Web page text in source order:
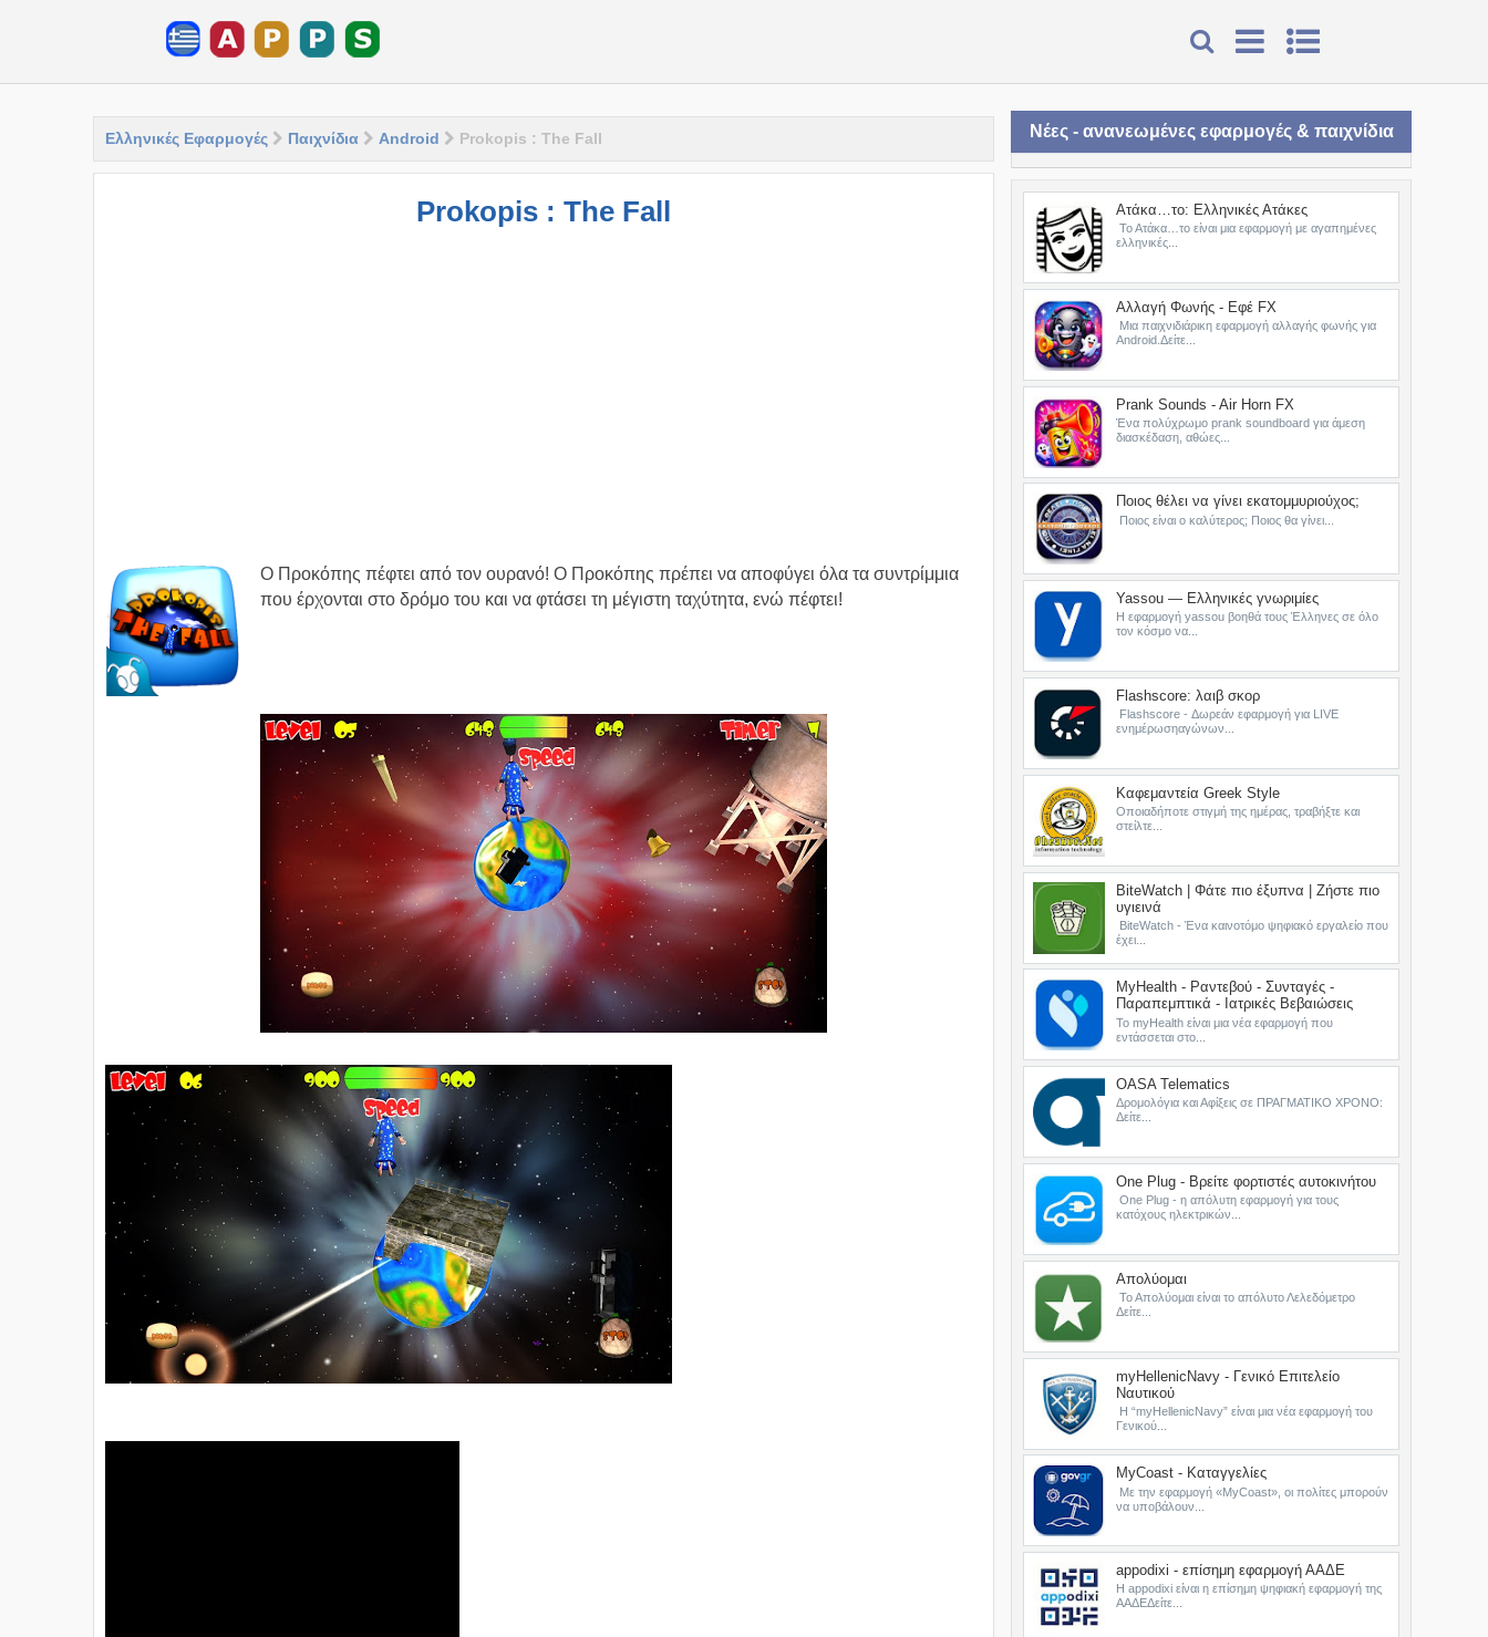
Ελληνικές Εφαρμογές Παιχνίδια Android Prokopis : The Fall
Prokopis : The Fall
Ο Προκόπης πέφτει από τον ουρανό! Ο Προκόπης πρέπει να αποφύγει όλα τα συντρίμμια
που έρχονται στο δρόμο του και να φτάσει τη μέγιστη ταχύτητα, ενώ πέφτει!
Νέες - ανανεωμένες εφαρμογές & παιχνίδια
Ατάκα…το: Ελληνικές Ατάκες
Το Ατάκα…το είναι μια εφαρμογή με αγαπημένες
ελληνικές...
Αλλαγή Φωνής - Εφέ FX
Μια παιχνιδιάρικη εφαρμογή αλλαγής φωνής για
Android.Δείτε...
Prank Sounds - Air Horn FX
Ένα πολύχρωμο prank soundboard για άμεση
διασκέδαση, αθώες...
Ποιος θέλει να γίνει εκατομμυριούχος;
Ποιος είναι ο καλύτερος; Ποιος θα γίνει...
Yassou — Ελληνικές γνωριμίες
Η εφαρμογή yassou βοηθά τους Έλληνες σε όλο
τον κόσμο να...
Flashscore: λαιβ σκορ
Flashscore - Δωρεάν εφαρμογή για LIVE
ενημέρωσηαγώνων...
Καφεμαντεία Greek Style
Οποιαδήποτε στιγμή της ημέρας, τραβήξτε και
στείλτε...
BiteWatch | Φάτε πιο έξυπνα | Ζήστε πιο
υγιεινά
BiteWatch - Ένα καινοτόμο ψηφιακό εργαλείο που
έχει...
MyHealth - Ραντεβού - Συνταγές -
Παραπεμπτικά - Ιατρικές Βεβαιώσεις
Το myHealth είναι μια νέα εφαρμογή που
εντάσσεται στο...
OASA Telematics
Δρομολόγια και Αφίξεις σε ΠΡΑΓΜΑΤΙΚΟ ΧΡΟΝΟ:
Δείτε...
One Plug - Βρείτε φορτιστές αυτοκινήτου
One Plug - η απόλυτη εφαρμογή για τους
κατόχους ηλεκτρικών...
Απολύομαι
Το Απολύομαι είναι το απόλυτο Λελεδόμετρο
Δείτε...
myHellenicNavy - Γενικό Επιτελείο
Ναυτικού
Η “myHellenicNavy” είναι μια νέα εφαρμογή του
Γενικού...
MyCoast - Καταγγελίες
Με την εφαρμογή «MyCoast», οι πολίτες μπορούν
να υποβάλουν...
appodixi - επίσημη εφαρμογή ΑΑΔΕ
Η appodixi είναι η επίσημη ψηφιακή εφαρμογή της
ΑΑΔΕΔείτε...